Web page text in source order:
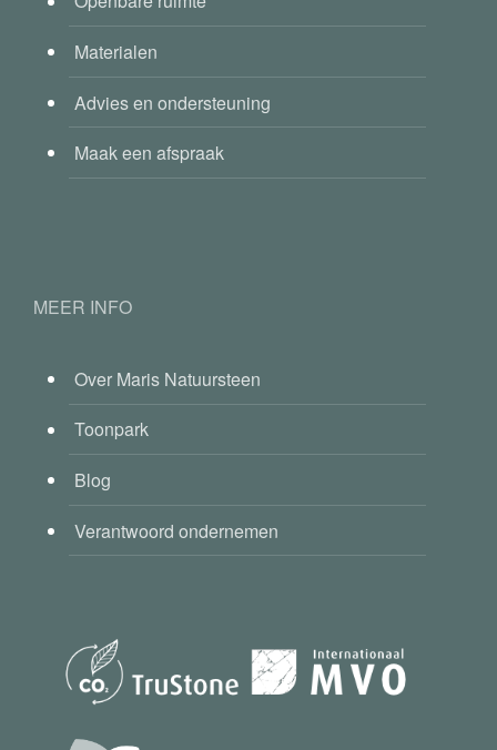
Materialen
Advies en ondersteuning
Maak een afspraak
MEER INFO
Over Maris Natuursteen
Toonpark
Blog
Verantwoord ondernemen